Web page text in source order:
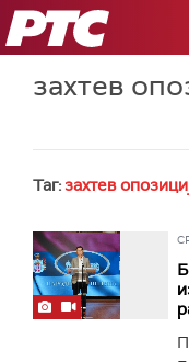
РТС
захтев
Таг: захтев